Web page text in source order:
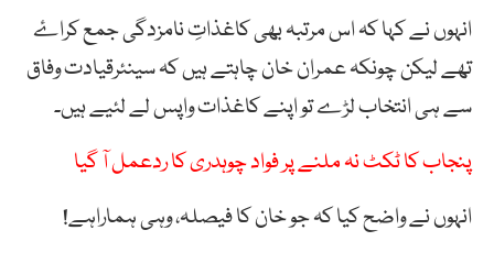
انہوں نے کہا کہ اس مرتبہ بھی کاغذاتِ نامزدگی جمع کراۓ
تھے لیکن چونکہ عمرانخان چاہتے ہیں کہ سینئرقیادت وفاق
سے ہی انتخاب لڑے تو اپنے کاغذات واپس لے لئیے ہیں۔
پنجاب کا ٹکٹ نہ ملنے پر فواد چوہدری کا ردعمل آ گیا
انہوں نے واضح کیا کہ جو خان کا فیصلہ، وہی ہماراہے!